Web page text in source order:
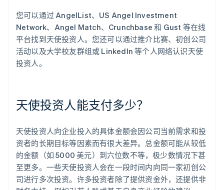
您可以通过 AngelList、US Angel Investment
Network、Angel Match、Crunchbase 和 Gust 等在线
平台找到天使投资人。您还可以通过推介比赛、初创公司
活动以及大学校友群组或 LinkedIn 等个人网络认识天使
投资人。
天使投资人能支付多少？
天使投资人向企业投入的具体金额会因公司当前需求和投
资者的长期目标等因素而有很大差异。总金额可能从较低
的金额（如 5000 美元）到六位数不等，极少数情况下甚
至更多。一些天使投资人会在一段时间内向同一家初创公
司进行多次投资。许多投资者除了提供资金外，还提供非